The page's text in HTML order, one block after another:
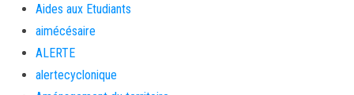
Aides aux Etudiants
aimécésaire
ALERTE
alertecyclonique